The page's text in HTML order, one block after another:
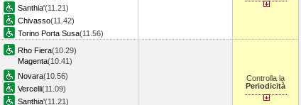
Santhia'(11.21)
Chivasso(11.42)
Torino Porta Susa(11.56)
Rho Fiera(10.29)
Magenta(10.41)
Novara(10.56)
Vercelli(11.09)
Santhia'(11.21)
Controlla la
Periodicità